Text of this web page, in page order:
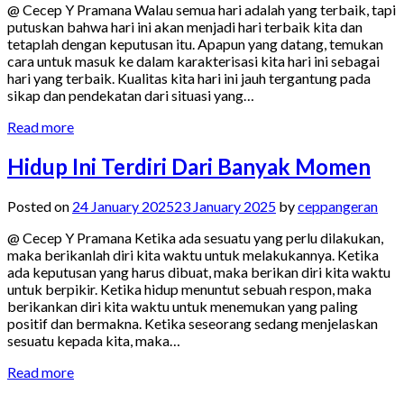
@ Cecep Y Pramana Walau semua hari adalah yang terbaik, tapi
putuskan bahwa hari ini akan menjadi hari terbaik kita dan
tetaplah dengan keputusan itu. Apapun yang datang, temukan
cara untuk masuk ke dalam karakterisasi kita hari ini sebagai
hari yang terbaik. Kualitas kita hari ini jauh tergantung pada
sikap dan pendekatan dari situasi yang…
Read more
Hidup Ini Terdiri Dari Banyak Momen
Posted on 24 January 202523 January 2025 byceppangeran
@ Cecep Y Pramana Ketika ada sesuatu yang perlu dilakukan,
maka berikanlah diri kita waktu untuk melakukannya. Ketika
ada keputusan yang harus dibuat, maka berikan diri kita waktu
untuk berpikir. Ketika hidup menuntut sebuah respon, maka
berikankan diri kita waktu untuk menemukan yang paling
positif dan bermakna. Ketika seseorang sedang menjelaskan
sesuatu kepada kita, maka…
Read more